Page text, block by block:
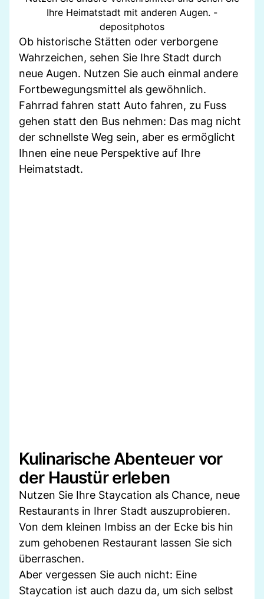
Ihre Heimatstadt mit anderen Augen. -
depositphotos
Ob historische Stätten oder verborgene
Wahrzeichen, sehen Sie Ihre Stadt durch
neue Augen. Nutzen Sie auch einmal andere
Fortbewegungsmittel als gewöhnlich.
Fahrrad fahren statt Auto fahren, zu Fuss
gehen statt den Bus nehmen: Das mag nicht
der schnellste Weg sein, aber es ermöglicht
Ihnen eine neue Perspektive auf Ihre
Heimatstadt.
Kulinarische Abenteuer vor
der Haustür erleben
Nutzen Sie Ihre Staycation als Chance, neue
Restaurants in Ihrer Stadt auszuprobieren.
Von dem kleinen Imbiss an der Ecke bis hin
zum gehobenen Restaurant lassen Sie sich
überraschen.
Aber vergessen Sie auch nicht: Eine
Staycation ist auch dazu da, um sich selbst